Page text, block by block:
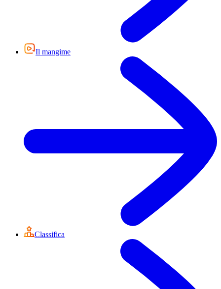
Il mangime
Classifica